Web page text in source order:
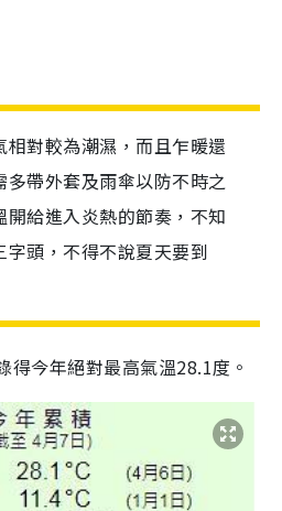
對較為潮濕，而且乍暖還
帶外套及雨傘以防不時之
給進入炎熱的節奏，不知
頭，不得不說夏天要到
得今年絕對最高氣溫28.1度。